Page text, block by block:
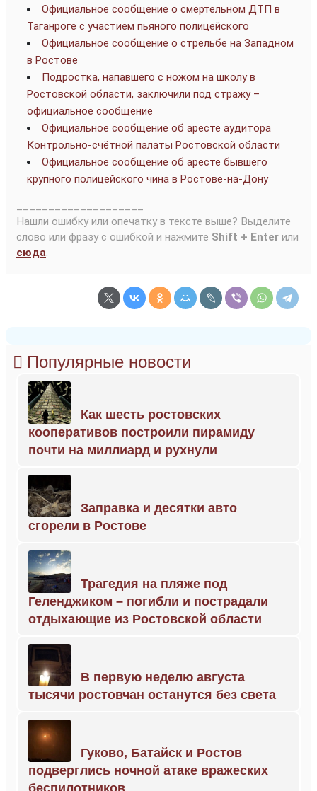
Официальное сообщение о смертельном ДТП в
Таганроге с участием пьяного полицейского
Официальное сообщение о стрельбе на Западном
в Ростове
Подростка, напавшего с ножом на школу в
Ростовской области, заключили под стражу –
официальное сообщение
Официальное сообщение об аресте аудитора
Контрольно-счётной палаты Ростовской области
Официальное сообщение об аресте бывшего
крупного полицейского чина в Ростове-на-Дону
Нашли ошибку или опечатку в тексте выше? Выделите
слово или фразу с ошибкой и нажмите Shift + Enter или
сюда.
Популярные новости
Как шесть ростовских
кооперативов построили пирамиду
почти на миллиард и рухнули
Заправка и десятки авто
сгорели в Ростове
Трагедия на пляже под
Геленджиком – погибли и пострадали
отдыхающие из Ростовской области
В первую неделю августа
тысячи ростовчан останутся без света
Гуково, Батайск и Ростов
подверглись ночной атаке вражеских
беспилотников